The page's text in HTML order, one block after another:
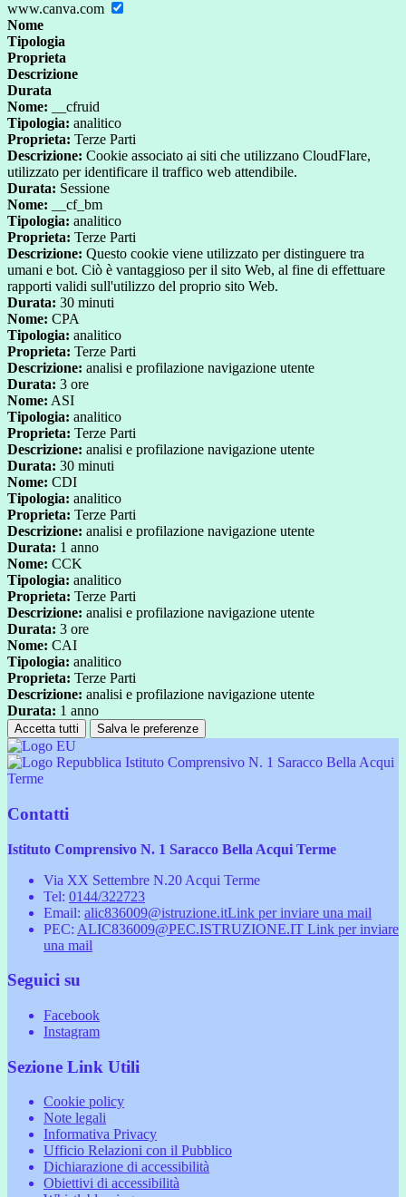
www.canva.com
Nome
Tipologia
Proprieta
Descrizione
Durata
Nome: __cfruid
Tipologia: analitico
Proprieta: Terze Parti
Descrizione: Cookie associato ai siti che utilizzano CloudFlare,
utilizzato per identificare il traffico web attendibile.
Durata: Sessione
Nome: __cf_bm
Tipologia: analitico
Proprieta: Terze Parti
Descrizione: Questo cookie viene utilizzato per distinguere tra
umani e bot. Ciò è vantaggioso per il sito Web, al fine di effettuare
rapporti validi sull'utilizzo del proprio sito Web.
Durata: 30 minuti
Nome: CPA
Tipologia: analitico
Proprieta: Terze Parti
Descrizione: analisi e profilazione navigazione utente
Durata: 3 ore
Nome: ASI
Tipologia: analitico
Proprieta: Terze Parti
Descrizione: analisi e profilazione navigazione utente
Durata: 30 minuti
Nome: CDI
Tipologia: analitico
Proprieta: Terze Parti
Descrizione: analisi e profilazione navigazione utente
Durata: 1 anno
Nome: CCK
Tipologia: analitico
Proprieta: Terze Parti
Descrizione: analisi e profilazione navigazione utente
Durata: 3 ore
Nome: CAI
Tipologia: analitico
Proprieta: Terze Parti
Descrizione: analisi e profilazione navigazione utente
Durata: 1 anno
Accetta tutti Salva le preferenze
Istituto Comprensivo N. 1 Saracco Bella Acqui
Terme
Contatti
Istituto Comprensivo N. 1 Saracco Bella Acqui Terme
Via XX Settembre N.20 Acqui Terme
Tel: 0144/322723
Email: alic836009@istruzione.itLink per inviare una mail
PEC: ALIC836009@PEC.ISTRUZIONE.IT Link per inviare
una mail
Seguici su
Facebook
Instagram
Sezione Link Utili
Cookie policy
Note legali
Informativa Privacy
Ufficio Relazioni con il Pubblico
Dichiarazione di accessibilità
Obiettivi di accessibilità